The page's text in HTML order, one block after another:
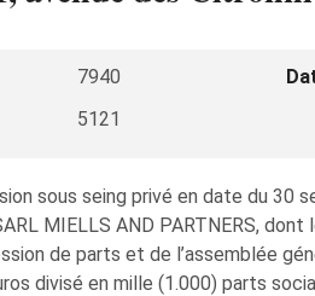
7940
5121
sous seing privé en date du
MIELLS AND PARTNERS,
de parts et de l’assemblée
divisé en mille (1.000) parts